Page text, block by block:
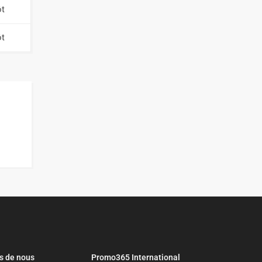
de nous Promo365 International